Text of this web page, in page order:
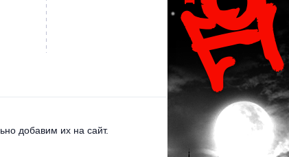
добавим их на сайт.